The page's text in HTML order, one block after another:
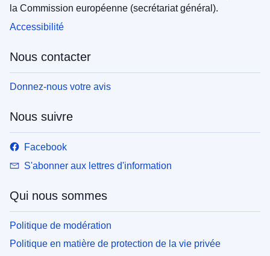
la Commission européenne (secrétariat général).
Accessibilité
Nous contacter
Donnez-nous votre avis
Nous suivre
Facebook
S'abonner aux lettres d'information
Qui nous sommes
Politique de modération
Politique en matière de protection de la vie privée